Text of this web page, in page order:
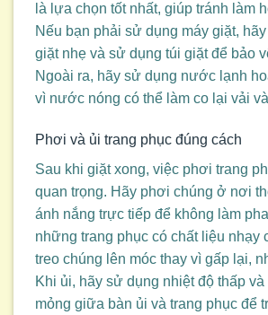
là lựa chọn tốt nhất, giúp tránh làm
Nếu bạn phải sử dụng máy giặt,
giặt nhẹ và sử dụng túi giặt để bảo
Ngoài ra, hãy sử dụng nước lạnh
vì nước nóng có thể làm co lại vải
Phơi và ủi trang phục đúng cách
Sau khi giặt xong, việc phơi trang
quan trọng. Hãy phơi chúng ở nơi
ánh nắng trực tiếp để không làm
những trang phục có chất liệu nhạy
treo chúng lên móc thay vì gấp lại,
Khi ủi, hãy sử dụng nhiệt độ thấp
mỏng giữa bàn ủi và trang phục để